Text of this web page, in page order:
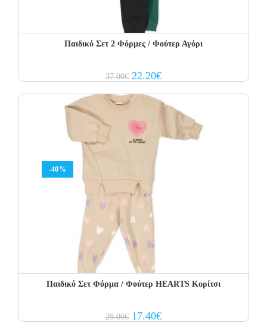
Παιδικό Σετ 2 Φόρμες / Φούτερ Αγόρι
37.00€ Original
price
37.00€.
22.20€Current
price
22.20€.
-40%
Παιδικό Σετ Φόρμα / Φούτερ HEARTS Κορίτσι
29.00€ Original
price
17.40€Current
price